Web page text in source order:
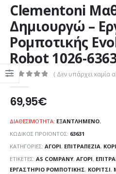
Clementoni
Δημιουργώ –
Ρομποτικής
Robot 1026-
( Δεν υπάρχει καμία
69,95€
ΔΙΑΘΕΣΙΜΌΤΗΤΑ: ΕΞΑΝΤΛΗΜΈΝΟ.
ΚΩΔΙΚΌΣ ΠΡΟΪΌΝΤΟΣ: 63631
ΚΑΤΗΓΟΡΊΕΣ: ΑΓΌΡΙ, ΕΠΙΤΡΑΠΕΖΊΑ,
ΕΤΙΚΈΤΕΣ: AS COMPANY, ΑΓΌΡΙ,
ΕΡΓΑΣΤΉΡΙΟ ΡΟΜΠΟΤΙΚΉΣ, ΚΟΡΊΤΣΙ,